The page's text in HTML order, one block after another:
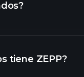
tiene ZEPP?